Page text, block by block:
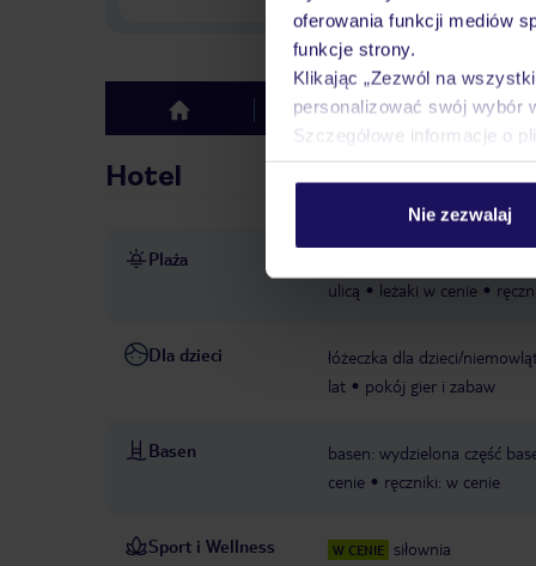
oferowania funkcji mediów
funkcje strony.
Klikając „Zezwól na
personalizować swój wybór
Szczegółowe informacje o
Nie zezwalaj
top Hotel Opinie
Hotel
Plaża
ulicą
leżaki w cenie
Dla dzieci łóżeczka dla dzieci/
lat
pokój gier i zabaw
Basen basen: wydzielona część
cenie
ręczniki: w cenie
Sport i Wellness W CENIE siłownia